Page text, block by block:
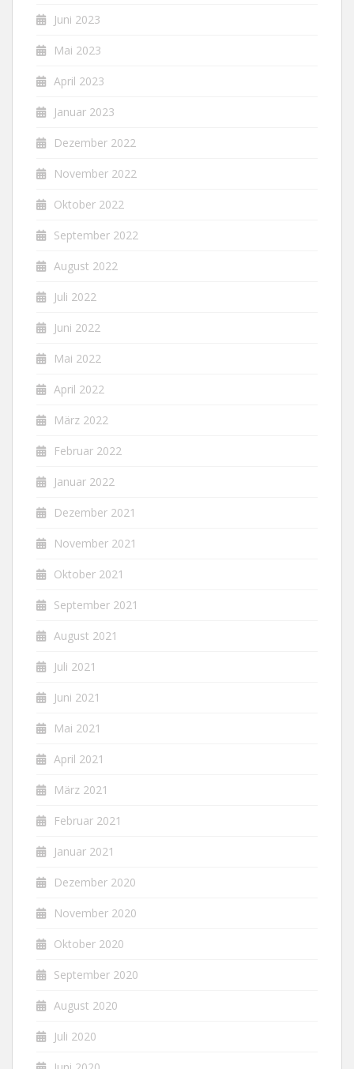
Juni 2023
Mai 2023
April 2023
Januar 2023
Dezember 2022
November 2022
Oktober 2022
September 2022
August 2022
Juli 2022
Juni 2022
Mai 2022
April 2022
März 2022
Februar 2022
Januar 2022
Dezember 2021
November 2021
Oktober 2021
September 2021
August 2021
Juli 2021
Juni 2021
Mai 2021
April 2021
März 2021
Februar 2021
Januar 2021
Dezember 2020
November 2020
Oktober 2020
September 2020
August 2020
Juli 2020